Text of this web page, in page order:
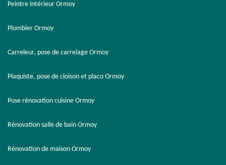
Peintre intérieur Ormoy
Plombier Ormoy
Carreleur, pose de carrelage Ormoy
Plaquiste, pose de cloison et placo Ormoy
Pose rénovation cuisine Ormoy
Rénovation salle de bain Ormoy
Rénovation de maison Ormoy